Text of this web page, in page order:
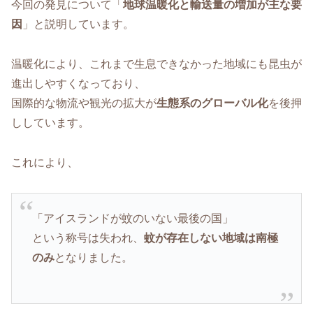
今回の発見について「 地球温暖化と輸送量の増加が主な要
因 」と説明しています。
温暖化により、これまで生息できなかった地域にも昆虫が
進出しやすくなっており、
国際的な物流や観光の拡大が生態系のグローバル化を後押
ししています。
これにより、
「アイスランドが蚊のいない最後の国」
という称号は失われ、 蚊が存在しない地域は南極
のみとなりました。